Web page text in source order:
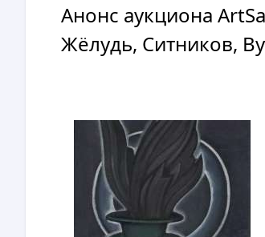
Анонс аукциона
Жёлудь, Ситников,